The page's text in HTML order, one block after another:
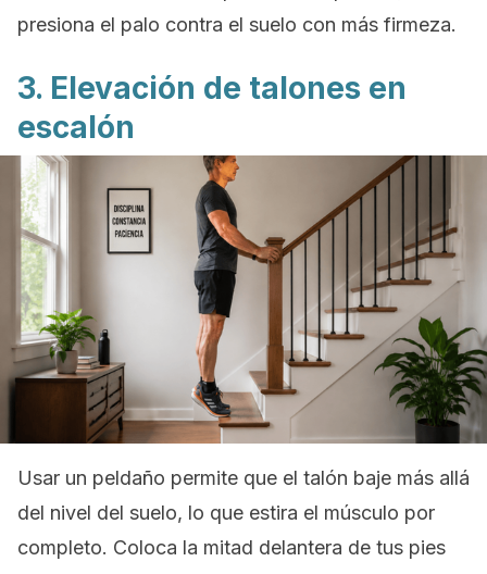
presiona el palo contra el suelo con más firmeza.
3. Elevación de talones en
escalón
Usar un peldaño permite que el talón baje más allá
del nivel del suelo, lo que estira el músculo por
completo. Coloca la mitad delantera de tus pies